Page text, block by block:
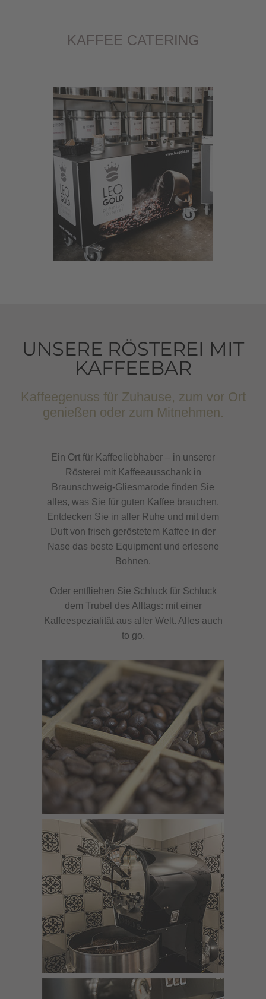
KAFFEE CATERING
UNSERE RÖSTEREI MIT
KAFFEEBAR
Kaffeegenuss für Zuhause, zum vor Ort
genießen oder zum Mitnehmen.
Ein Ort für Kaffeeliebhaber – in unserer
Rösterei mit Kaffeeausschank in
Braunschweig-Gliesmarode finden Sie
alles, was Sie für guten Kaffee brauchen.
Entdecken Sie in aller Ruhe und mit dem
Duft von frisch geröstetem Kaffee in der
Nase das beste Equipment und erlesene
Bohnen.
Oder entfliehen Sie Schluck für Schluck
dem Trubel des Alltags: mit einer
Kaffeespezialität aus aller Welt. Alles auch
to go.